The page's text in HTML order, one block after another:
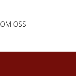
OM OSS